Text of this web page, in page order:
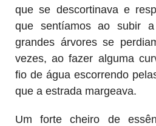
que se descortinava e
que sentíamos ao subir
grandes árvores se
vezes, ao fazer alguma
fio de água escorrendo
que a estrada margeava.
Um forte cheiro de